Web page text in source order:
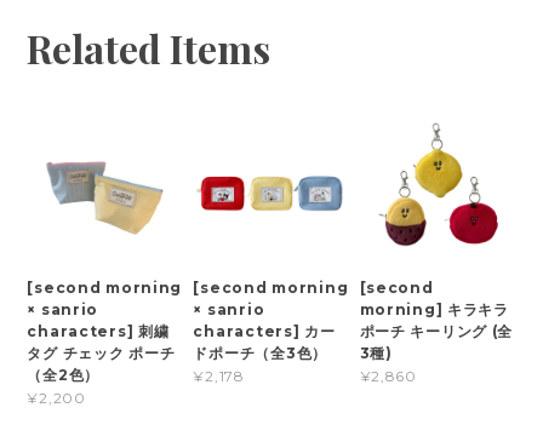
Related Items
[second morning
× sanrio
characters] 刺繍
タグ チェック ポーチ
（全2色）
¥2,200
[second morning
× sanrio
characters] カー
ドポーチ（全3色）
¥2,178
[second
morning] キラキラ
ポーチ キーリング (全
3種)
¥2,860